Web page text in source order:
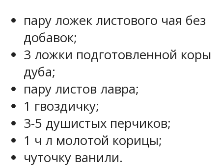
пару ложек листового чая без
добавок;
3 ложки подготовленной коры
дуба;
пару листов лавра;
1 гвоздичку;
3-5 душистых перчиков;
1 ч л молотой корицы;
чуточку ванили.